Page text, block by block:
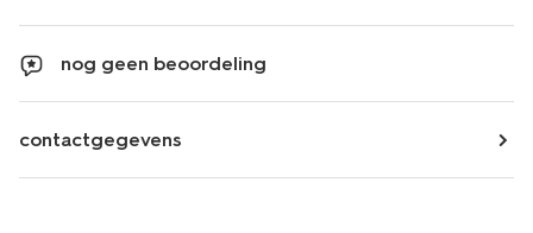
nog geen beoordeling
contactgegevens